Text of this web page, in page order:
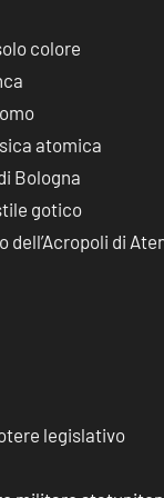
colore
atomica
Bologna
gotico
di
legislativo